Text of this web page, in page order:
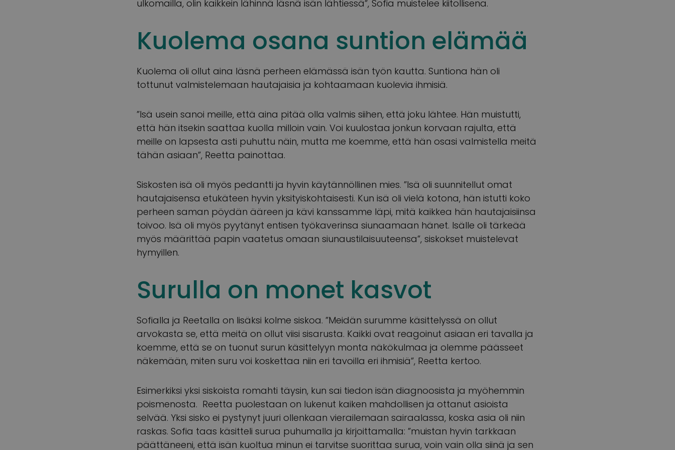
ulkomailla, olin kaikkein lähinnä läsnä isän lähtiessä”, Sofia muistelee kiitollisena.
Kuolema osana suntion elämää
Kuolema oli ollut aina läsnä perheen elämässä isän työn kautta. Suntiona hän oli
tottunut valmistelemaan hautajaisia ja kohtaamaan kuolevia ihmisiä.
”Isä usein sanoi meille, että aina pitää olla valmis siihen, että joku lähtee. Hän muistutti,
että hän itsekin saattaa kuolla milloin vain. Voi kuulostaa jonkun korvaan rajulta, että
meille on lapsesta asti puhuttu näin, mutta me koemme, että hän osasi valmistella meitä
tähän asiaan”, Reetta painottaa.
Siskosten isä oli myös pedantti ja hyvin käytännöllinen mies. ”Isä oli suunnitellut omat
hautajaisensa etukäteen hyvin yksityiskohtaisesti. Kun isä oli vielä kotona, hän istutti koko
perheen saman pöydän ääreen ja kävi kanssamme läpi, mitä kaikkea hän hautajaisiinsa
toivoo. Isä oli myös pyytänyt entisen työkaverinsa siunaamaan hänet. Isälle oli tärkeää
myös määrittää papin vaatetus omaan siunaustilaisuuteensa”, siskokset muistelevat
hymyillen.
Surulla on monet kasvot
Sofialla ja Reetalla on lisäksi kolme siskoa. ”Meidän surumme käsittelyssä on ollut
arvokasta se, että meitä on ollut viisi sisarusta. Kaikki ovat reagoinut asiaan eri tavalla ja
koemme, että se on tuonut surun käsittelyyn monta näkökulmaa ja olemme päässeet
näkemään, miten suru voi koskettaa niin eri tavoilla eri ihmisiä”, Reetta kertoo.
Esimerkiksi yksi siskoista romahti täysin, kun sai tiedon isän diagnoosista ja myöhemmin
poismenosta. Reetta puolestaan on lukenut kaiken mahdollisen ja ottanut asioista
selvää. Yksi sisko ei pystynyt juuri ollenkaan vierailemaan sairaalassa, koska asia oli niin
raskas. Sofia taas käsitteli surua puhumalla ja kirjoittamalla: ”muistan hyvin tarkkaan
päättäneeni, että isän kuoltua minun ei tarvitse suorittaa surua, voin vain olla siinä ja sen